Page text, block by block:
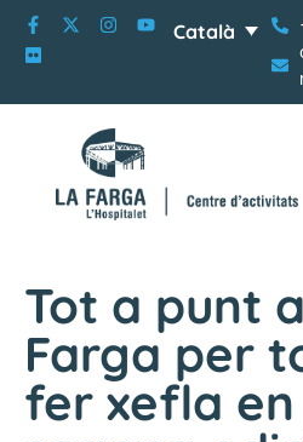
Català
Tot a punt
Farga per
fer xefla